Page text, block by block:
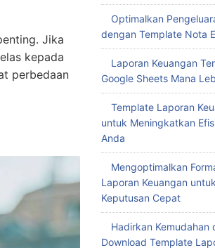
Jika
kepada
perbedaan
Optimalkan
dengan Template Nota
Laporan Keuangan
Google Sheets Mana
Template Laporan
untuk Meningkatkan
Anda
Mengoptimalkan
Laporan Keuangan
Keputusan Cepat
Hadirkan Kemudahan
Download Template